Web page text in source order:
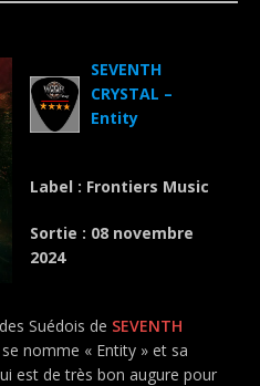
SEVENTH
CRYSTAL –
Entity
Label : Frontiers Music
Sortie : 08 novembre
2024
Suédois de SEVENTH
nomme « Entity » et sa
est de très bon augure pour